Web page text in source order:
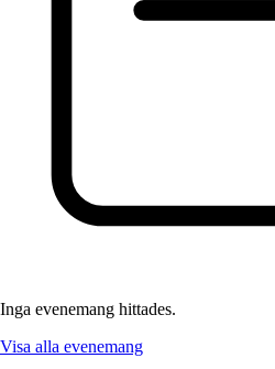
Inga evenemang hittades.
Visa alla evenemang